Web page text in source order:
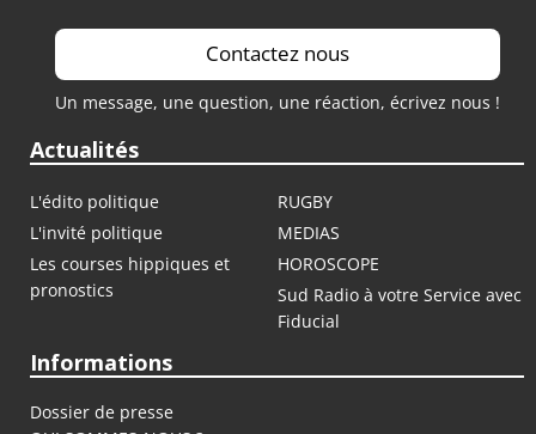
Contactez nous
Un message, une question, une réaction, écrivez nous !
Actualités
L'édito politique
RUGBY
L'invité politique
MEDIAS
Les courses hippiques et
pronostics
HOROSCOPE
Sud Radio à votre Service avec
Fiducial
Informations
Dossier de presse